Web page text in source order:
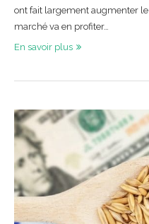
ont fait largement augmenter le
marché va en profiter…
En savoir plus